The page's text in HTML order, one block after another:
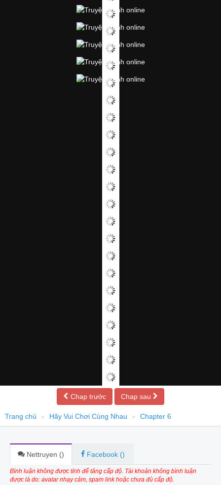
Chap trước Chap sau
Trang chủ Hãy Vui Chơi Cùng Nhau Chapter 6
Nettruyen () Facebook ()
Bình luận không được tính để tăng cấp độ. Tài khoản không bình luận
được là do: avatar nhạy cảm, spam link hoặc chưa đủ cấp độ.